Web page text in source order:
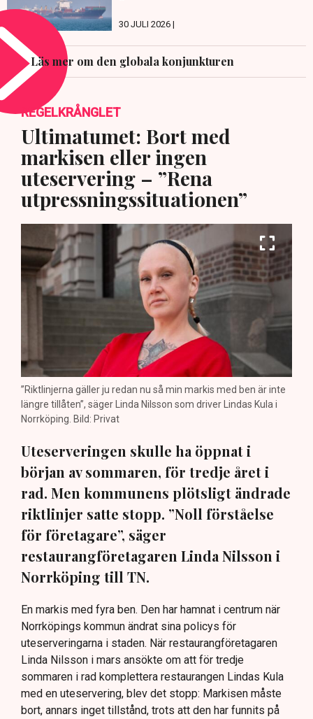
30 JULI 2026 |
Läs mer om den globala konjunkturen
REGELKRÅNGLET
Ultimatumet: Bort med
markisen eller ingen
uteservering – ”Rena
utpressningssituationen”
”Riktlinjerna gäller ju redan nu så min markis med ben är inte
längre tillåten”, säger Linda Nilsson som driver Lindas Kula i
Norrköping. Bild: Privat
Uteserveringen skulle ha öppnat i
början av sommaren, för tredje året i
rad. Men kommunens plötsligt ändrade
riktlinjer satte stopp. ”Noll förståelse
för företagare”, säger
restaurangföretagaren Linda Nilsson i
Norrköping till TN.
En markis med fyra ben. Den har hamnat i centrum när
Norrköpings kommun ändrat sina policys för
uteserveringarna i staden. När restaurangföretagaren
Linda Nilsson i mars ansökte om att för tredje
sommaren i rad komplettera restaurangen Lindas Kula
med en uteservering, blev det stopp: Markisen måste
bort, annars inget tillstånd, trots att den har funnits på